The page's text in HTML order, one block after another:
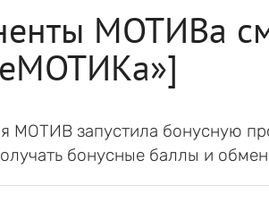
МОТИВа
МОТИВ запустила бонусную
бонусные баллы и